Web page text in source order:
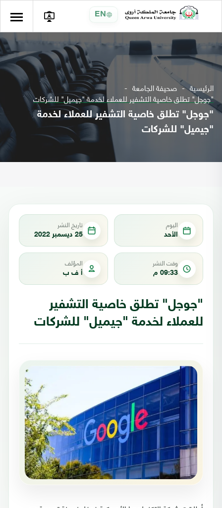
EN
الرئيسية صحيفة الجامعة
"جوجل" تطلق خاصية التشفير للعملاء لخدمة "جيميل" للشركات
"جوجل" تطلق خاصية التشفير للعملاء لخدمة
"جيميل" للشركات
اليوم
الأحد
تاريخ النشر
25 ديسمبر 2022
وقت النشر
09:33 م
المؤلف
أ ف ب
"جوجل" تطلق خاصية التشفير
للعملاء لخدمة "جيميل" للشركات